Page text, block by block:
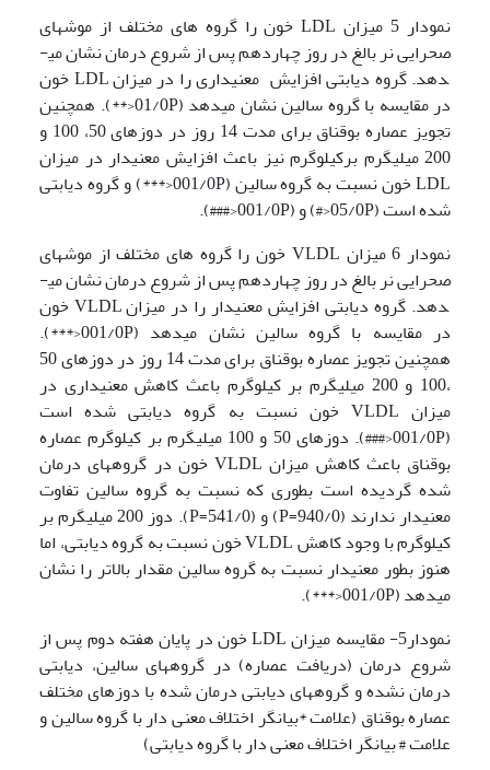
نمودار 5 میزان LDL خون را گروه های مختلف از موش­های
صحرایی نر بالغ در روز چهاردهم پس از شروع درمان نشان می­
دهد. گروه دیابتی افزایش معنی­داری را در میزان LDL خون
در مقایسه با گروه سالین نشان می­دهد (01/0P<**). همچنین
تجویز عصاره بوقناق برای مدت 14 روز در دوزهای 50، 100 و
200 میلی­گرم برکیلوگرم نیز باعث افزایش معنی­دار در میزان
LDL خون نسبت به گروه سالین (001/0P<***) و گروه دیابتی
شده است (05/0P<#) و (001/0P<###).
نمودار 6 میزان VLDL خون را گروه های مختلف از موش­های
صحرایی نر بالغ در روز چهاردهم پس از شروع درمان نشان می­
دهد. گروه دیابتی افزایش معنی­دار را در میزان VLDL خون
در مقایسه با گروه سالین نشان می­دهد (001/0P<***).
همچنین تجویز عصاره بوقناق برای مدت 14 روز در دوزهای 50
،100 و 200 میلی­گرم بر کیلوگرم باعث کاهش معنی­داری در
میزان VLDL خون نسبت به گروه دیابتی شده است
(001/0P<###). دوزهای 50 و 100 میلی­گرم بر کیلوگرم عصاره
بوقناق باعث کاهش میزان VLDL خون در گروه­های درمان
شده گردیده است بطوری که نسبت به گروه سالین تفاوت
معنی­دار ندارند (940/0=P) و (541/0=P). دوز 200 میلی­گرم بر
کیلوگرم با وجود کاهش VLDL خون نسبت به گروه دیابتی، اما
هنوز بطور معنی­دار نسبت به گروه سالین مقدار بالاتر را نشان
می­دهد (001/0P<***).
نمودار5- مقایسه میزان LDL خون در پایان هفته دوم پس از
شروع درمان (دریافت عصاره) در گروه­های سالین، دیابتی
درمان نشده و گروه­های دیابتی درمان شده با دوزهای مختلف
عصاره بوقناق (علامت *بیانگر اختلاف معنی دار با گروه سالین و
علامت # بیانگر اختلاف معنی دار با گروه دیابتی)